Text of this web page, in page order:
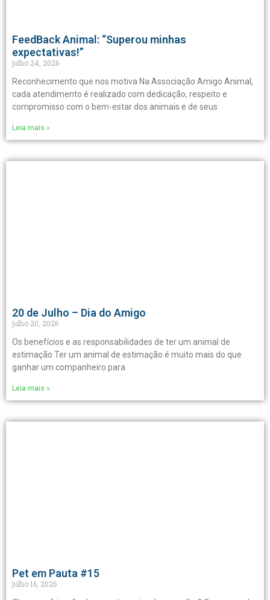
FeedBack Animal: “Superou minhas
expectativas!”
julho 24, 2026
Reconhecimento que nos motiva Na Associação Amigo Animal,
cada atendimento é realizado com dedicação, respeito e
compromisso com o bem-estar dos animais e de seus
Leia mais »
20 de Julho – Dia do Amigo
julho 20, 2026
Os benefícios e as responsabilidades de ter um animal de
estimação Ter um animal de estimação é muito mais do que
ganhar um companheiro para
Leia mais »
Pet em Pauta #15
julho 16, 2026